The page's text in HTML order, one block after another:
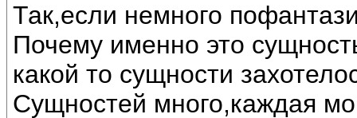
Так,если немного
Почему именно это
какой то сущности
Сущностей много,каждая